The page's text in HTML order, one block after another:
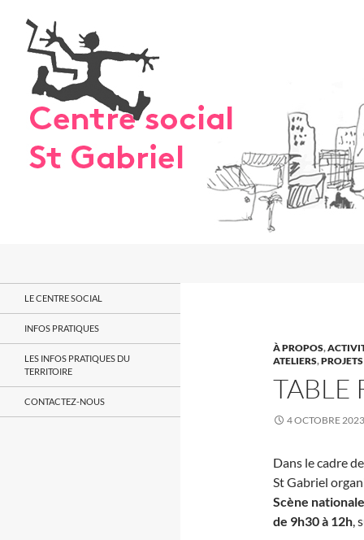
contenu
À PROPOS,
ATELIERS,
TABLE
4 OCTOBRE 2023
Dans le cadre
St Gabriel
Scène
de 9h30 à 12h,
LE CENTRE SOCIAL
INFOS PRATIQUES
LES INFOS PRATIQUES DU
TERRITOIRE
CONTACTEZ-NOUS